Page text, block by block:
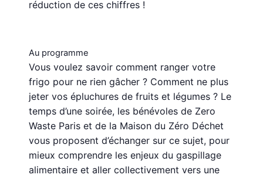
réduction de ces chiffres !
Au programme
Vous voulez savoir comment ranger votre
frigo pour ne rien gâcher ? Comment ne plus
jeter vos épluchures de fruits et légumes ? Le
temps d’une soirée, les bénévoles de Zero
Waste Paris et de la Maison du Zéro Déchet
vous proposent d’échanger sur ce sujet, pour
mieux comprendre les enjeux du gaspillage
alimentaire et aller collectivement vers une